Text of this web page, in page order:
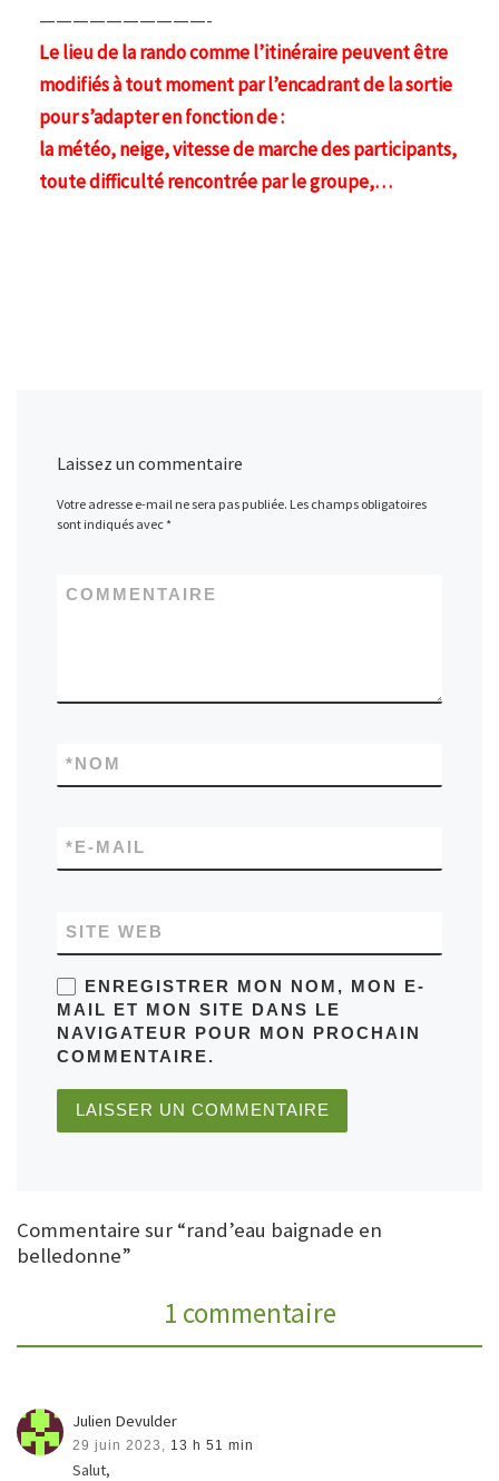
——————————-
Le lieu de la rando comme l’itinéraire peuvent être
modifiés à tout moment par l’encadrant de la sortie
pour s’adapter en fonction de :
la météo, neige, vitesse de marche des participants,
toute difficulté rencontrée par le groupe,…
Laissez un commentaire
Votre adresse e-mail ne sera pas publiée. Les champs obligatoires
sont indiqués avec*
COMMENTAIRE
NOM
*
E-MAIL
*
SITE WEB
ENREGISTRER MON NOM, MON E-
MAIL ET MON SITE DANS LE
NAVIGATEUR POUR MON PROCHAIN
COMMENTAIRE.
Commentaire sur “rand’eau baignade en
belledonne”
1 commentaire
Julien Devulder
29 juin 2023, 13 h 51 min
Salut,